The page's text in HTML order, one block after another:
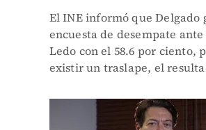
El INE informó que Delgado
encuesta de desempate
Ledo con el 58.6 por ciento,
existir un traslape, el